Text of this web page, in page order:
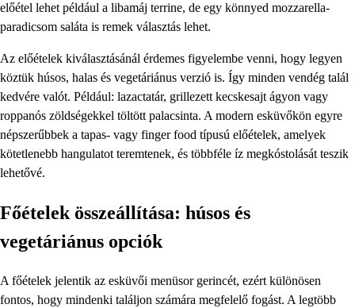
előétel lehet például a libamáj terrine, de egy könnyed mozzarella-
paradicsom saláta is remek választás lehet.
Az előételek kiválasztásánál érdemes figyelembe venni, hogy legyen
köztük húsos, halas és vegetáriánus verzió is. Így minden vendég talál
kedvére valót. Például: lazactatár, grillezett kecskesajt ágyon vagy
roppanós zöldségekkel töltött palacsinta. A modern esküvőkön egyre
népszerűbbek a tapas- vagy finger food típusú előételek, amelyek
kötetlenebb hangulatot teremtenek, és többféle íz megkóstolását teszik
lehetővé.
Főételek összeállítása: húsos és
vegetáriánus opciók
A főételek jelentik az esküvői menüsor gerincét, ezért különösen
fontos, hogy mindenki találjon számára megfelelő fogást. A legtöbb